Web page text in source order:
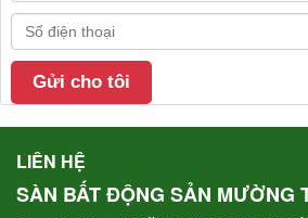
LIÊN HỆ
SÀN BẤT ĐỘNG SẢN MƯỜNG